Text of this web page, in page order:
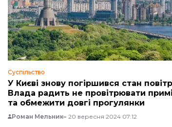
Суспільство
У Києві знову погіршився стан
Влада радить не провітрювати
та обмежити довгі прогулянки
Роман Мельник 20 вересня 2024 07:12